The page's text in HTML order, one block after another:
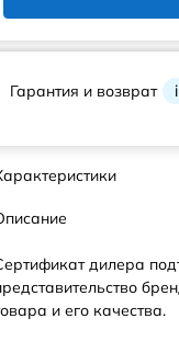
Гарантия и возврат i
дилера
и его качества.